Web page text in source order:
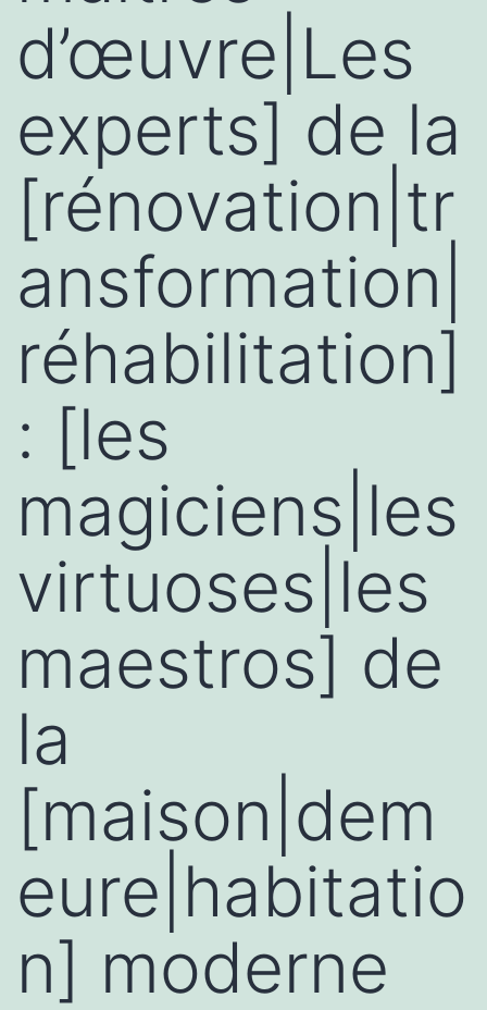
d’œuvre|Les
experts] de la
[rénovation|tr
ansformation|
réhabilitation]
: [les
magiciens|les
virtuoses|les
maestros] de
la
[maison|dem
eure|habitatio
n] moderne